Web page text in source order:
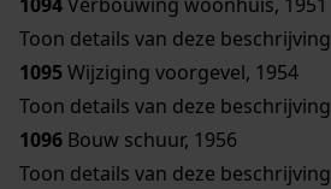
Toon details van deze beschrijving
1095Wijziging voorgevel, 1954
Toon details van deze beschrijving
1096 Bouw schuur, 1956
Toon details van deze beschrijving